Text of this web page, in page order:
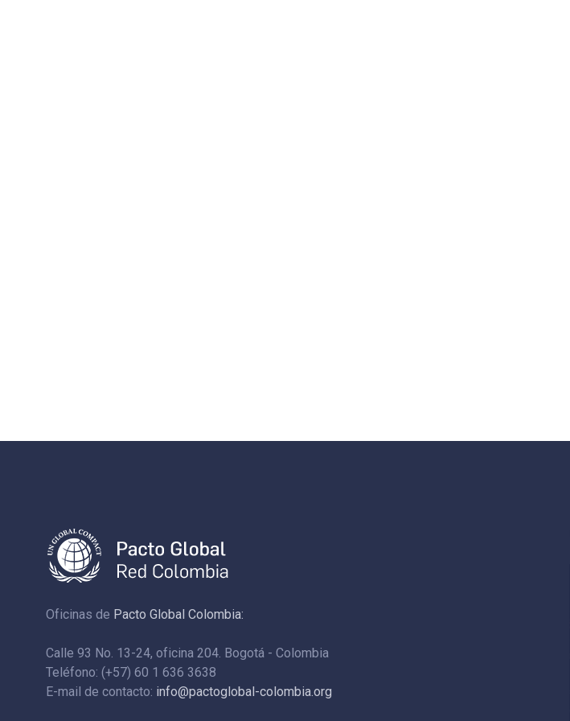
Oficinas de Pacto Global Colombia:
Calle 93 No. 13-24, oficina 204. Bogotá - Colombia
Teléfono: (+57) 60 1 636 3638
E-mail de contacto: info@pactoglobal-colombia.org